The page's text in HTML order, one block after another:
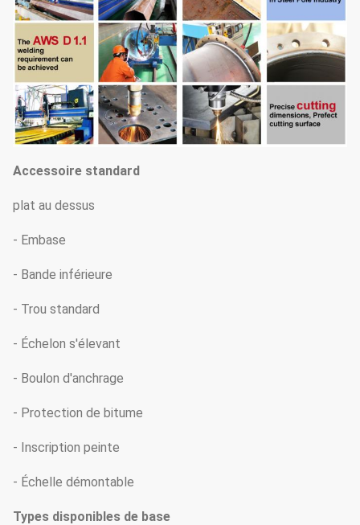
Accessoire standard
plat au dessus
- Embase
- Bande inférieure
- Trou standard
- Échelon s'élevant
- Boulon d'anchrage
- Protection de bitume
- Inscription peinte
- Échelle démontable
Types disponibles de base